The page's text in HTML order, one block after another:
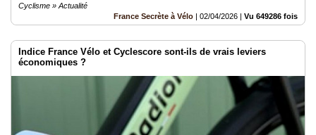
Cyclisme » Actualité
France Secrète à Vélo | 02/04/2026 | Vu 649286 fois
Indice France Vélo et Cyclescore sont-ils de vrais leviers
économiques ?